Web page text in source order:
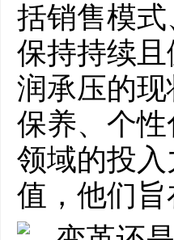
括销售模
保持持续
润承压的
保养、个
领域的投
值，他们